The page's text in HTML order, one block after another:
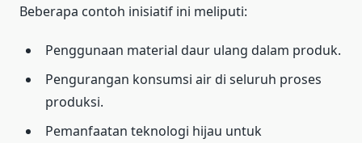
Beberapa contoh inisiatif ini meliputi:
Penggunaan material daur ulang dalam produk.
Pengurangan konsumsi air di seluruh proses
produksi.
Pemanfaatan teknologi hijau untuk